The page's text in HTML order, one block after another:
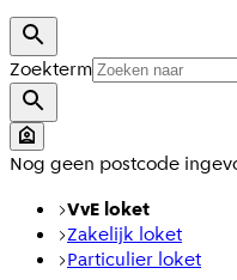
Zoekterm
Nog geen postcode
VvE loket
Zakelijk loket
Particulier loket